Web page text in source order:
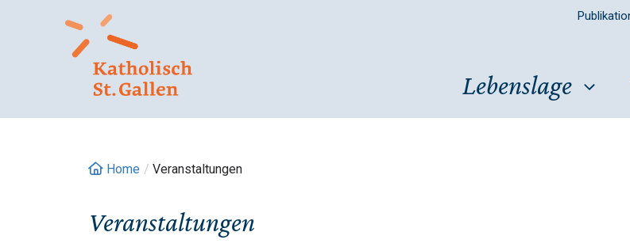
Lebenslage
Home / Veranstaltungen
Veranstaltungen